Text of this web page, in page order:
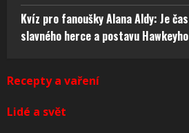
Kvíz pro fanoušky Alana Aldy: Je
slavného herce a postavu
Recepty a vaření
Lidé a svět